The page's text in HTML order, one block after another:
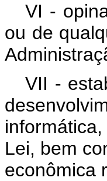
VI -
ou de
VII -
Lei, bem
econômica